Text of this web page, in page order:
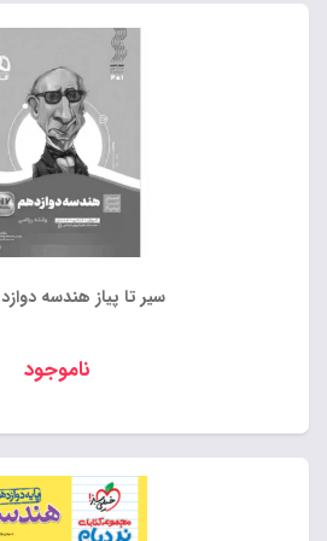
بود.
فعلی:
۹۶۰,۰۰۰
سیر تا پیاز هندسه
ناموجود